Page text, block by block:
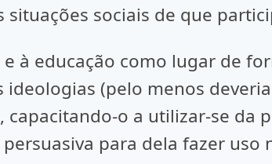
situações sociais de que
e à educação como lugar de
ideologias (pelo menos
capacitando-o a utilizar-se da
para dela fazer uso